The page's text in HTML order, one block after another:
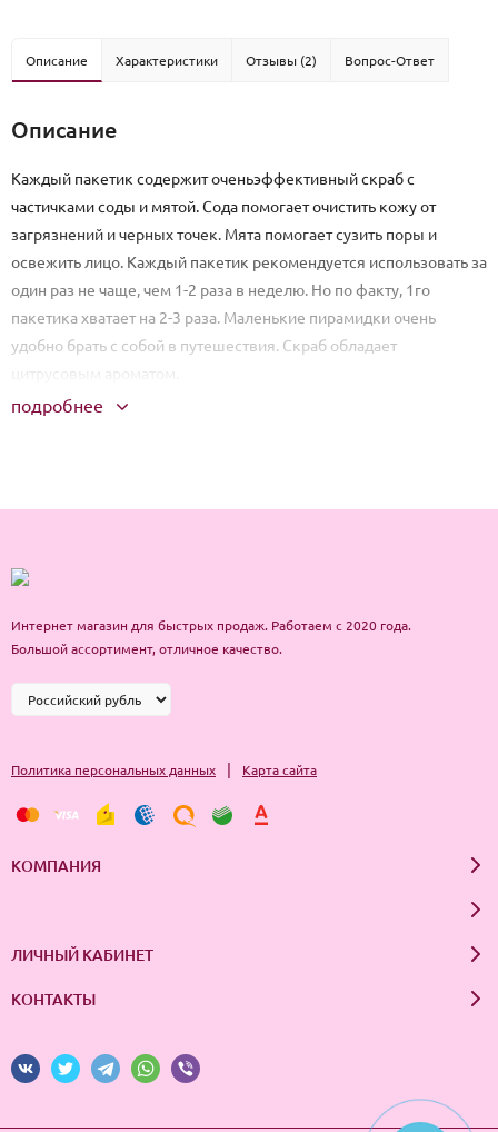
Описание Характеристики Отзывы (2) Вопрос-Ответ
Описание
Каждый пакетик содержит оченьэффективный скраб с
частичками соды и мятой. Сода помогает очистить кожу от
загрязнений и черных точек. Мята помогает сузить поры и
освежить лицо. Каждый пакетик рекомендуется использовать за
один раз не чаще, чем 1-2 раза в неделю. Но по факту, 1го
пакетика хватает на 2-3 раза. Маленькие пирамидки очень
удобно брать с собой в путешествия. Скраб обладает
Использование: выдавите содержимое пакетика и нанесите на
подробнее
Интернет магазин для быстрых продаж. Работаем с 2020 года.
Большой ассортимент, отличное качество.
Политика персональных данных | Карта сайта
КОМПАНИЯ
ЛИЧНЫЙ КАБИНЕТ
КОНТАКТЫ